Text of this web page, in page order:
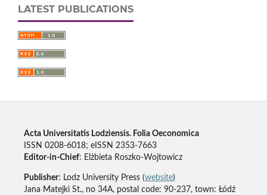
LATEST PUBLICATIONS
Acta Universitatis Lodziensis. Folia Oeconomica
ISSN 0208-6018; eISSN 2353-7663
Editor-in-Chief: Elżbieta Roszko-Wojtowicz
Publisher: Lodz University Press (website)
Jana Matejki St., no 34A, postal code: 90-237, town: Łódź